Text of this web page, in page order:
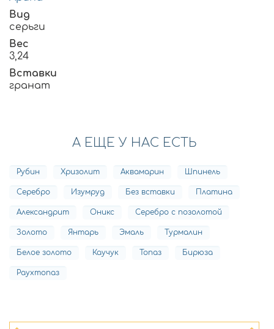
Вид
серьги
Вес
3,24
Вставки
гранат
А ЕЩЕ У НАС ЕСТЬ
Рубин Хризолит Аквамарин Шпинель
Серебро Изумруд Без вставки Платина
Александрит Оникс Серебро с позолотой
Золото Янтарь Эмаль Турмалин
Белое золото Каучук Топаз Бирюза
Раухтопаз